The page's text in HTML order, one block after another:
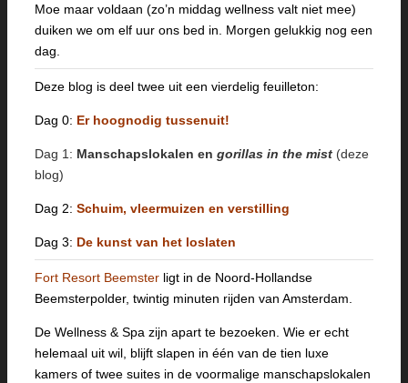
Moe maar voldaan (zo’n middag wellness valt niet mee)
duiken we om elf uur ons bed in. Morgen gelukkig nog een
dag.
Deze blog is deel twee uit een vierdelig feuilleton:
Dag 0: Er hoognodig tussenuit!
Dag 1: Manschapslokalen en gorillas in the mist (deze
blog)
Dag 2: Schuim, vleermuizen en verstilling
Dag 3: De kunst van het loslaten
Fort Resort Beemster ligt in de Noord-Hollandse
Beemsterpolder, twintig minuten rijden van Amsterdam.
De Wellness & Spa zijn apart te bezoeken. Wie er echt
helemaal uit wil, blijft slapen in één van de tien luxe
kamers of twee suites in de voormalige manschapslokalen